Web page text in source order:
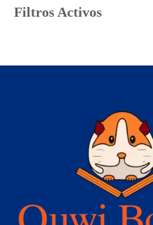
Filtros Activos